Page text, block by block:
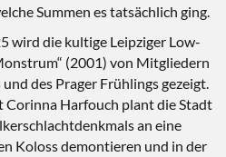
Summen es tatsächlich ging.
wird die kultige Leipziger Low-
(2001) von Mitgliedern
des Prager Frühlings gezeigt.
Harfouch plant die Stadt
an eine
Koloss demontieren und in der